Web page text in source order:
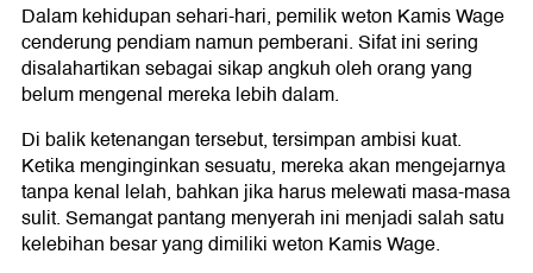
Dalam kehidupan sehari-hari, pemilik weton Kamis Wage
cenderung pendiam namun pemberani. Sifat ini sering
disalahartikan sebagai sikap angkuh oleh orang yang
belum mengenal mereka lebih dalam.
Di balik ketenangan tersebut, tersimpan ambisi kuat.
Ketika menginginkan sesuatu, mereka akan mengejarnya
tanpa kenal lelah, bahkan jika harus melewati masa-masa
sulit. Semangat pantang menyerah ini menjadi salah satu
kelebihan besar yang dimiliki weton Kamis Wage.